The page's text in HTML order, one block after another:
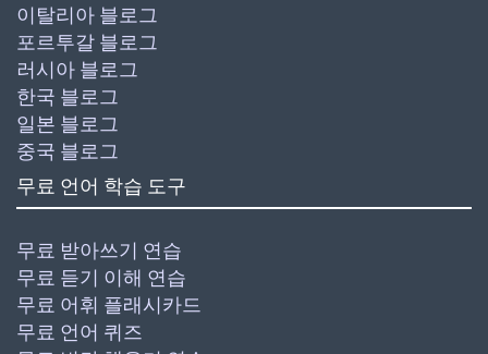
이탈리아 블로그
포르투갈 블로그
러시아 블로그
한국 블로그
일본 블로그
중국 블로그
무료 언어 학습 도구
무료 받아쓰기 연습
무료 듣기 이해 연습
무료 어휘 플래시카드
무료 언어 퀴즈